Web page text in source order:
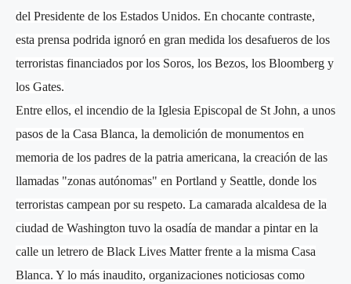
del Presidente de los Estados Unidos. En chocante contraste,
esta prensa podrida ignoró en gran medida los desafueros de los
terroristas financiados por los Soros, los Bezos, los Bloomberg y
los Gates.
Entre ellos, el incendio de la Iglesia Episcopal de St John, a unos
pasos de la Casa Blanca, la demolición de monumentos en
memoria de los padres de la patria americana, la creación de las
llamadas "zonas autónomas" en Portland y Seattle, donde los
terroristas campean por su respeto. La camarada alcaldesa de la
ciudad de Washington tuvo la osadía de mandar a pintar en la
calle un letrero de Black Lives Matter frente a la misma Casa
Blanca. Y lo más inaudito, organizaciones noticiosas como